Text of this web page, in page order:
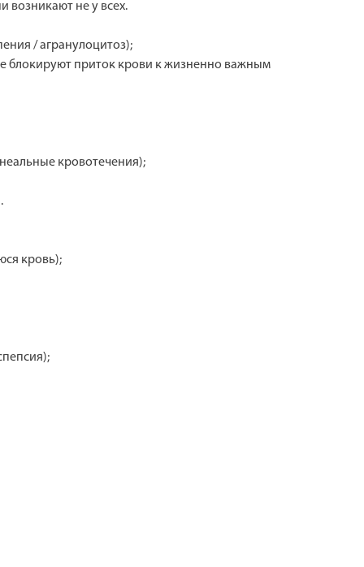
возникают не у всех.
/ агранулоцитоз);
блокируют приток крови к жизненно важным
кровотечения);
кровь);